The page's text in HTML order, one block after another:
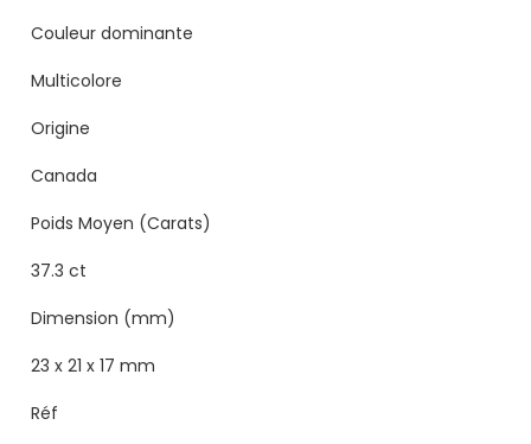
Couleur dominante
Multicolore
Origine
Canada
Poids Moyen (Carats)
37.3 ct
Dimension (mm)
23 x 21 x 17 mm
Réf